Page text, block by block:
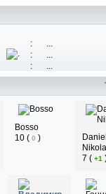
:
...
:
...
:
...
Bosso
10( 0 )
7 ( +1